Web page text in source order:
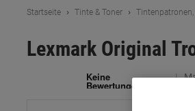
Startseite Tinte & Toner
Lexmark Original